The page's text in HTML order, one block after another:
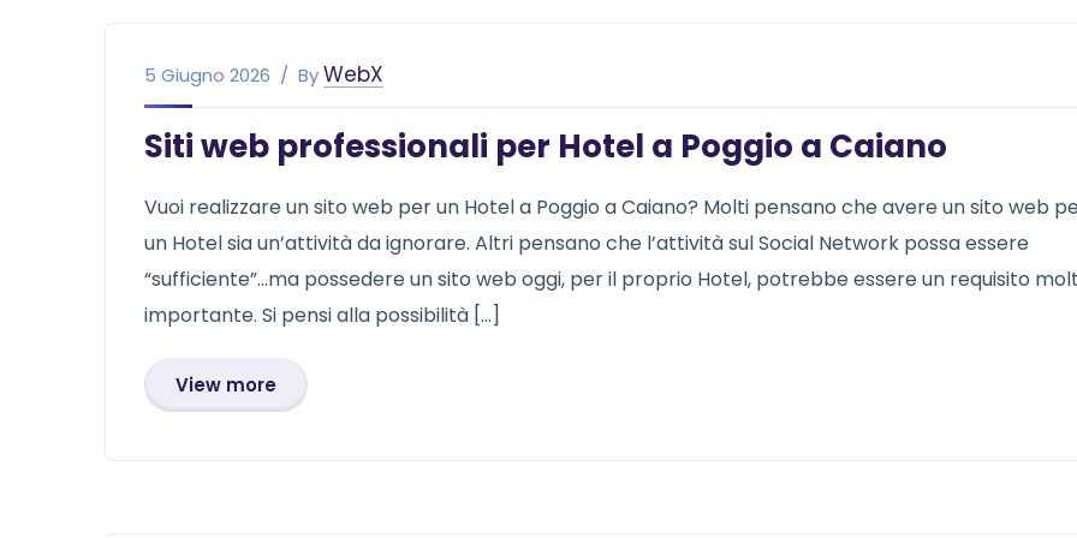
5 Giugno 2026 ByWebX
Siti web professionali per Hotel a Poggio a Caiano
Vuoi realizzare un sito web per un Hotel a Poggio a Caiano? Molti pensano che avere un sito web
un Hotel sia un’attività da ignorare. Altri pensano che l’attività sul Social Network possa essere
“sufficiente”…ma possedere un sito web oggi, per il proprio Hotel, potrebbe essere un requisito
importante. Si pensi alla possibilità […]
View more